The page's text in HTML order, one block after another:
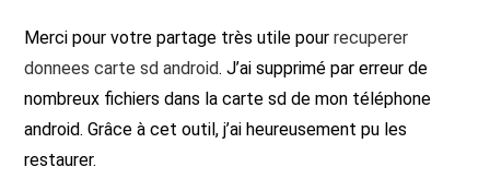
Merci pour votre partage très utile pourrecuperer
donnees carte sd android. J’ai supprimé par erreur de
nombreux fichiers dans la carte sd de mon téléphone
android. Grâce à cet outil, j’ai heureusement pu les
restaurer.